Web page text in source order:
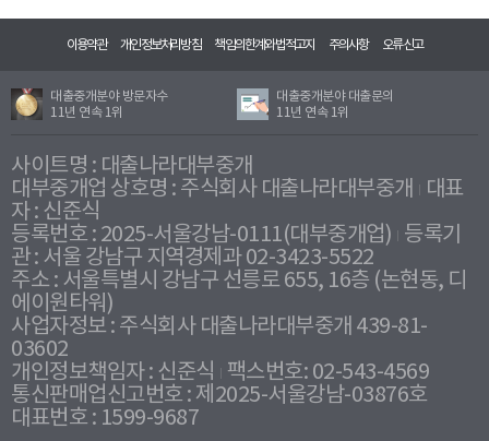
이용약관 개인정보처리방침 책임의한계와법적고지 주의사항 오류신고
대출중개분야 방문자수
11년 연속 1위
대출중개분야 대출문의
11년 연속 1위
사이트명 : 대출나라대부중개
대부중개업 상호명 : 주식회사 대출나라대부중개
대표
자 : 신준식
등록번호 : 2025-서울강남-0111(대부중개업) 등록기
관 : 서울 강남구 지역경제과 02-3423-5522
주소 : 서울특별시 강남구 선릉로 655, 16층 (논현동, 디
에이원타워)
사업자정보 : 주식회사 대출나라대부중개 439-81-
03602
개인정보책임자 : 신준식
팩스번호: 02-543-4569
통신판매업신고번호 : 제2025-서울강남-03876호
대표번호 : 1599-9687